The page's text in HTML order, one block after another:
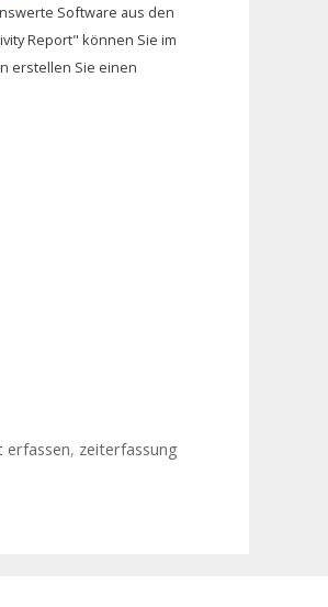
Software aus den
Report" können Sie im
erstellen Sie einen
erfassen, zeiterfassung